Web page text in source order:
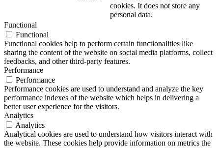
cookies. It does not store any
personal data.
Functional
Functional
Functional cookies help to perform certain functionalities like
sharing the content of the website on social media platforms, collect
feedbacks, and other third-party features.
Performance
Performance
Performance cookies are used to understand and analyze the key
performance indexes of the website which helps in delivering a
better user experience for the visitors.
Analytics
Analytics
Analytical cookies are used to understand how visitors interact with
the website. These cookies help provide information on metrics the